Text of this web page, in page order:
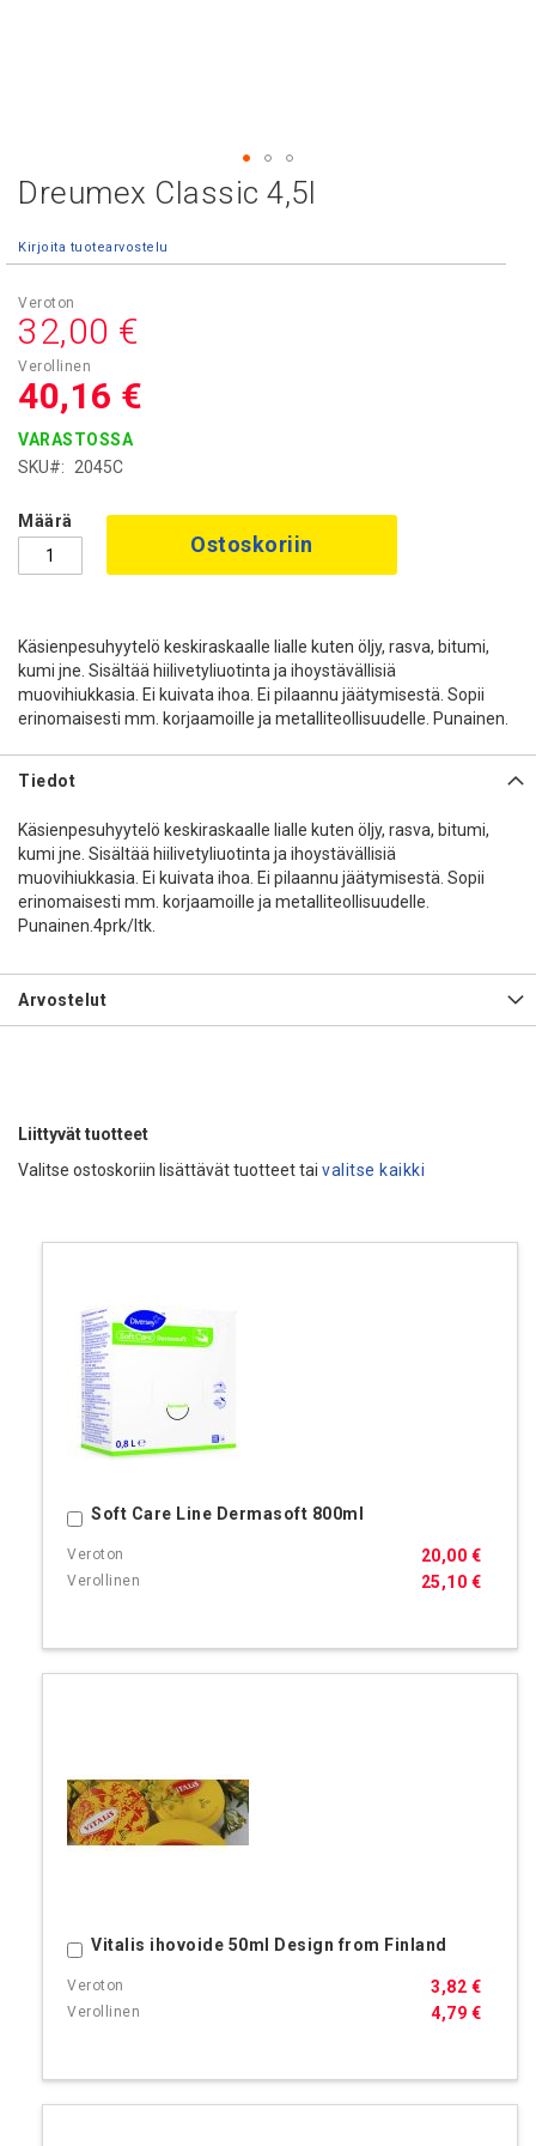
Dreumex Classic 4,5l
Kirjoita tuotearvostelu
40,16 €
32,00 €
VARASTOSSA
SKU
2045C
Määrä
Ostoskoriin
Käsienpesuhyytelö keskiraskaalle lialle kuten öljy, rasva, bitumi,
kumi jne. Sisältää hiilivetyliuotinta ja ihoystävällisiä
muovihiukkasia. Ei kuivata ihoa. Ei pilaannu jäätymisestä. Sopii
erinomaisesti mm. korjaamoille ja metalliteollisuudelle. Punainen.
Skip
beginning
the
images
gallery
Tiedot
Käsienpesuhyytelö keskiraskaalle lialle kuten öljy, rasva, bitumi,
kumi jne. Sisältää hiilivetyliuotinta ja ihoystävällisiä
muovihiukkasia. Ei kuivata ihoa. Ei pilaannu jäätymisestä. Sopii
erinomaisesti mm. korjaamoille ja metalliteollisuudelle.
Punainen.4prk/ltk.
Arvostelut
Liittyvät tuotteet
Valitse ostoskoriin lisättävät tuotteet tai valitse kaikki
Soft Care Line Dermasoft 800ml
25,10 €
20,00 €
Ostoskoriin
Vitalis ihovoide 50ml Design from Finland
4,79 €
3,82 €
Ostoskoriin